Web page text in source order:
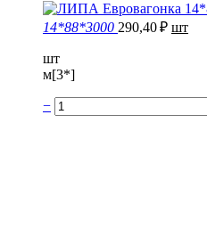
14*88*3000 290,40₽ шт
шт
м[3*]
−